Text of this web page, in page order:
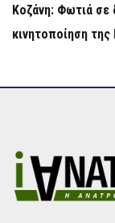
Κοζάνη: Φωτιά σε
κινητοποίηση